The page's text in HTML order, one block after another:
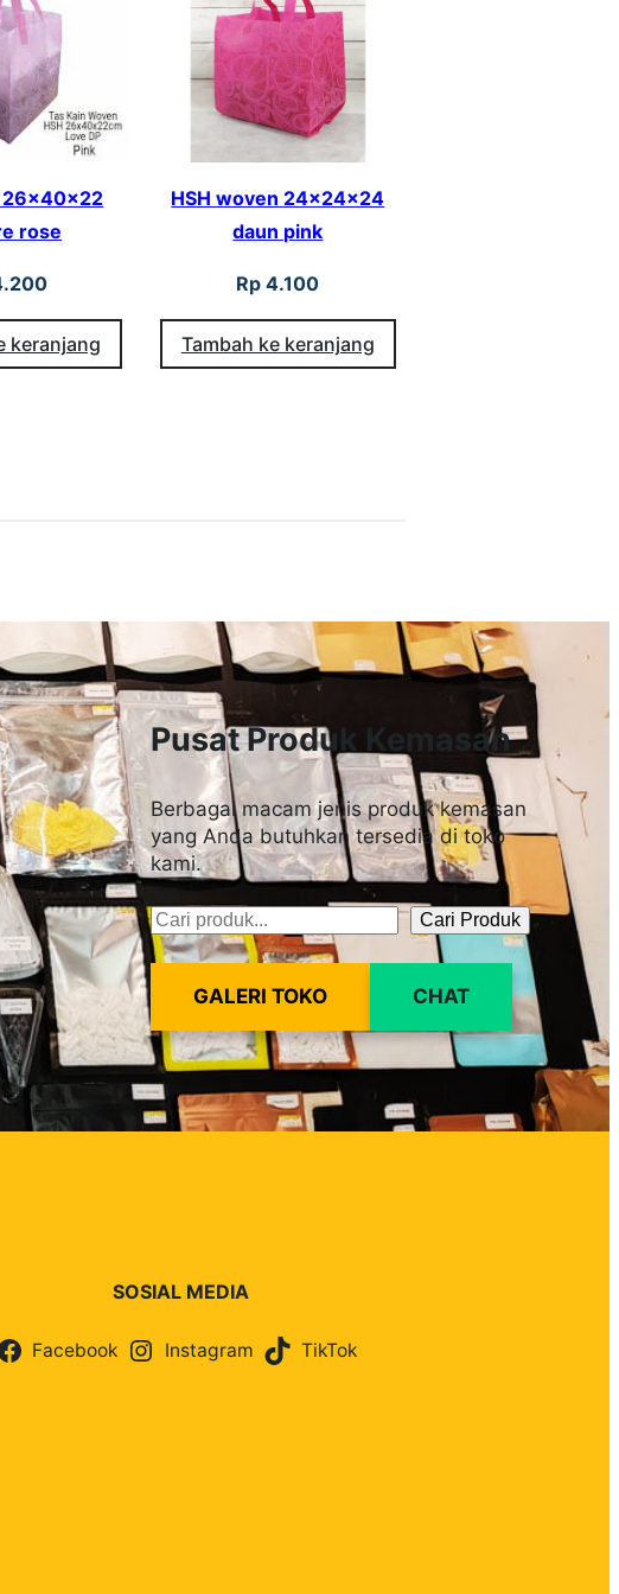
26x40x22
rose
keranjang
HSH woven 24x24x24
daun pink
Rp 4.100
Tambah ke keranjang
Pusat Produk Kemasan
Berbagai macam jenis produk kemasan
yang Anda butuhkan tersedia di toko
kami.
Pencarian Cari Produk
GALERI TOKO CHAT
SOSIAL MEDIA
Facebook Instagram TikTok